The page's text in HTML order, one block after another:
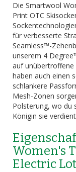
Die Smartwool
Print OTC
für verbesserte
Seamless™-
unserem 4
auf unübertroffene
haben auch einen
schlankere
Mesh-Zonen
Polsterung, wo du
Königin sie
Women's
Electric